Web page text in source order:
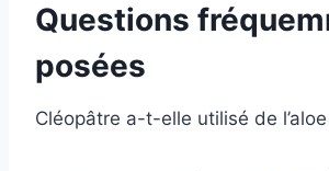
Questions
posées
Cléopâtre a-t-elle utilisé de